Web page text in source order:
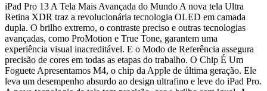
iPad Pro 13 A Tela Mais Avançada do Mundo A nova tela Ultra
Retina XDR traz a revolucionária tecnologia OLED em camada
dupla. O brilho extremo, o contraste preciso e outras tecnologias
avançadas, como ProMotion e True Tone, garantem uma
experiência visual inacreditável. E o Modo de Referência assegura
precisão de cores em todas as etapas do trabalho. O Chip É Um
Foguete Apresentamos M4, o chip da Apple de última geração. Ele
leva um desempenho absurdo ao design ultrafino e leve do iPad Pro.